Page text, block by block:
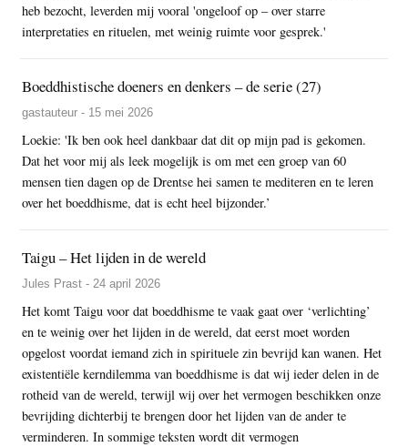
heb bezocht, leverden mij vooral 'ongeloof op – over starre
interpretaties en rituelen, met weinig ruimte voor gesprek.'
Boeddhistische doeners en denkers – de serie (27)
gastauteur - 15 mei 2026
Loekie: 'Ik ben ook heel dankbaar dat dit op mijn pad is gekomen.
Dat het voor mij als leek mogelijk is om met een groep van 60
mensen tien dagen op de Drentse hei samen te mediteren en te leren
over het boeddhisme, dat is echt heel bijzonder.’
Taigu – Het lijden in de wereld
Jules Prast - 24 april 2026
Het komt Taigu voor dat boeddhisme te vaak gaat over ‘verlichting’
en te weinig over het lijden in de wereld, dat eerst moet worden
opgelost voordat iemand zich in spirituele zin bevrijd kan wanen. Het
existentiële kerndilemma van boeddhisme is dat wij ieder delen in de
rotheid van de wereld, terwijl wij over het vermogen beschikken onze
bevrijding dichterbij te brengen door het lijden van de ander te
verminderen. In sommige teksten wordt dit vermogen